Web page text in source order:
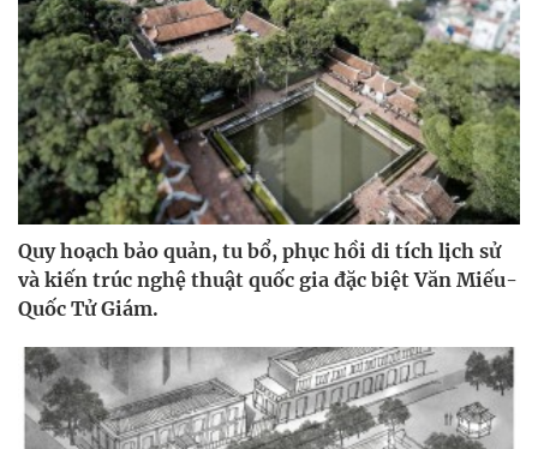
Quy hoạch bảo quản, tu bổ, phục hồi di tích lịch sử
và kiến trúc nghệ thuật quốc gia đặc biệt Văn Miếu-
Quốc Tử Giám.